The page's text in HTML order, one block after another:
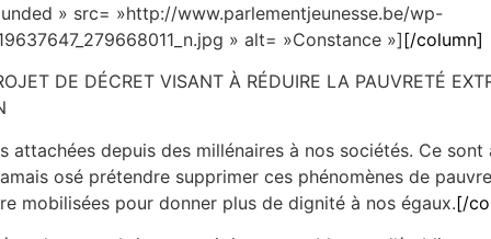
» src= »http://www.parlementjeunesse.be/wp-
» alt= »Constance »][/column]
DE DÉCRET VISANT À RÉDUIRE LA PAUVRETÉ
attachées depuis des millénaires à nos sociétés. Ce
osé prétendre supprimer ces phénomènes de
mobilisées pour donner plus de dignité à nos égaux.[/